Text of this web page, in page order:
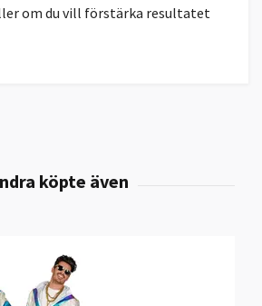
om du vill förstärka resultatet